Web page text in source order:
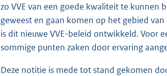
zo VVE van een goede kwaliteit te kunnen
geweest en gaan komen op het gebied
is dit nieuwe VVE-beleid ontwikkeld. Voor
sommige punten zaken door ervaring
Deze notitie is mede tot stand gekomen